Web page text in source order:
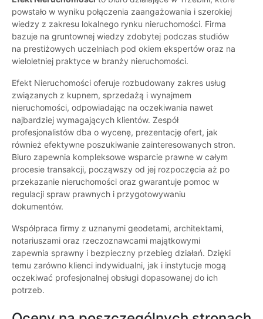
powstało w wyniku połączenia zaangażowania i szerokiej
wiedzy z zakresu lokalnego rynku nieruchomości. Firma
bazuje na gruntownej wiedzy zdobytej podczas studiów
na prestiżowych uczelniach pod okiem ekspertów oraz na
wieloletniej praktyce w branży nieruchomości.
Efekt Nieruchomości oferuje rozbudowany zakres usług
związanych z kupnem, sprzedażą i wynajmem
nieruchomości, odpowiadając na oczekiwania nawet
najbardziej wymagających klientów. Zespół
profesjonalistów dba o wycenę, prezentację ofert, jak
również efektywne poszukiwanie zainteresowanych stron.
Biuro zapewnia kompleksowe wsparcie prawne w całym
procesie transakcji, począwszy od jej rozpoczęcia aż po
przekazanie nieruchomości oraz gwarantuje pomoc w
regulacji spraw prawnych i przygotowywaniu
dokumentów.
Współpraca firmy z uznanymi geodetami, architektami,
notariuszami oraz rzeczoznawcami majątkowymi
zapewnia sprawny i bezpieczny przebieg działań. Dzięki
temu zarówno klienci indywidualni, jak i instytucje mogą
oczekiwać profesjonalnej obsługi dopasowanej do ich
potrzeb.